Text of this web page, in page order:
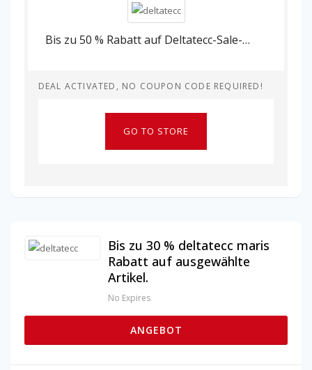
Bis zu 50 % Rabatt auf Deltatecc-Sale-Produkte.
DEAL ACTIVATED, NO COUPON CODE REQUIRED!
GO TO STORE
Bis zu 30 % deltatecc maris
Rabatt auf ausgewählte
Artikel.
No Expires
ANGEBOT